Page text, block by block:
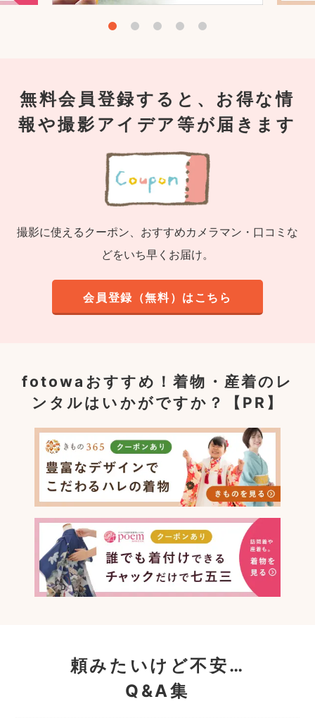
無料会員登録すると、お得な情
報や撮影アイデア等が届きます
撮影に使えるクーポン、おすすめカメラマン・口コミな
どをいち早くお届け。
会員登録（無料）はこちら
fotowaおすすめ！着物・産着のレ
ンタルはいかがですか？【PR】
頼みたいけど不安…
Q&A集